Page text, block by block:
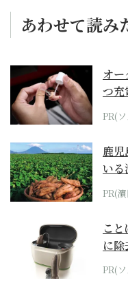
あわせて読み
オ
つ充
PR(
鹿
い
PR(
こ
に
位
PR(